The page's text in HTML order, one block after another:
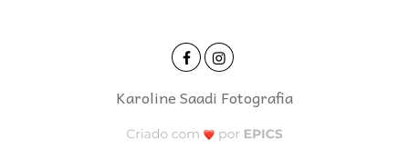
Karoline Saadi Fotografia